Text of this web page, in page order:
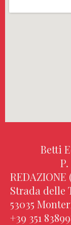
Betti
REDAZIONE
Strada delle
53035
+39 351